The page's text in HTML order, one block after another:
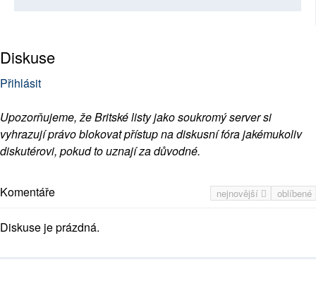
Diskuse
Přihlásit
Upozorňujeme, že Britské listy jako soukromý server si
vyhrazují právo blokovat přístup na diskusní fóra jakémukoliv
diskutérovi, pokud to uznají za důvodné.
nejnovější oblíbené
Komentáře
Diskuse je prázdná.